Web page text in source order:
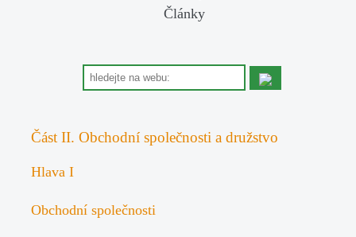
Články
Část II. Obchodní společnosti a družstvo
Hlava I
Obchodní společnosti